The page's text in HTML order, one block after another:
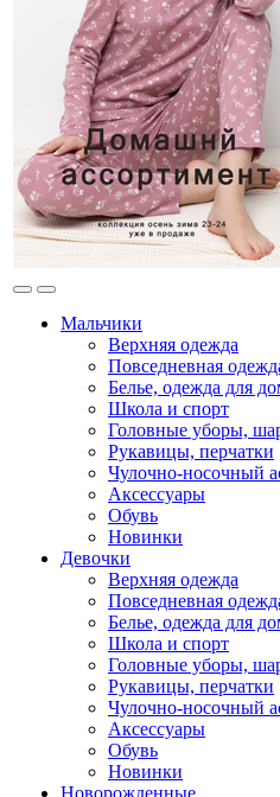
Мальчики
Верхняя одежда
Повседневная
Белье, одежда для
Школа и спорт
Головные уборы,
Рукавицы, перчатки
Чулочно-носочный
Аксессуары
Обувь
Новинки
Девочки
Верхняя одежда
Повседневная
Белье, одежда для
Школа и спорт
Головные уборы,
Рукавицы, перчатки
Чулочно-носочный
Аксессуары
Обувь
Новинки
Новорожденные